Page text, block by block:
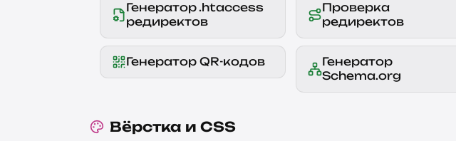
Генератор .htaccess
редиректов
Проверка
редиректов
Генератор QR-кодов
Генератор
Schema.org
Вёрстка и CSS